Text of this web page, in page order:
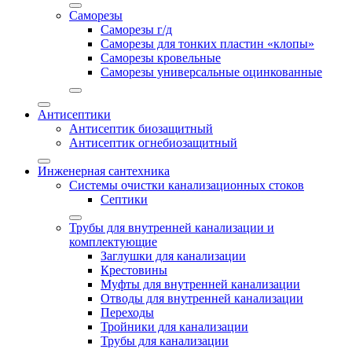
Саморезы
Саморезы г/д
Саморезы для тонких пластин «клопы»
Саморезы кровельные
Саморезы универсальные оцинкованные
Антисептики
Антисептик биозащитный
Антисептик огнебиозащитный
Инженерная сантехника
Системы очистки канализационных стоков
Септики
Трубы для внутренней канализации и
комплектующие
Заглушки для канализации
Крестовины
Муфты для внутренней канализации
Отводы для внутренней канализации
Переходы
Тройники для канализации
Трубы для канализации